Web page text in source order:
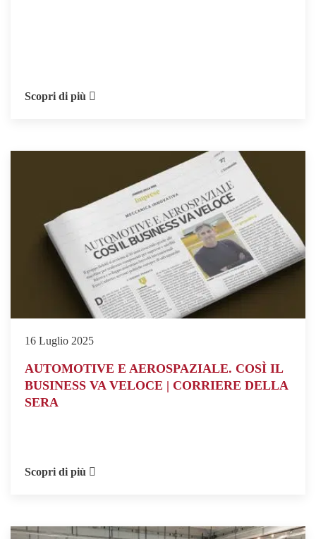
Scopri di più
16 Luglio 2025
AUTOMOTIVE E AEROSPAZIALE. COSÌ IL
BUSINESS VA VELOCE | CORRIERE DELLA
SERA
Scopri di più